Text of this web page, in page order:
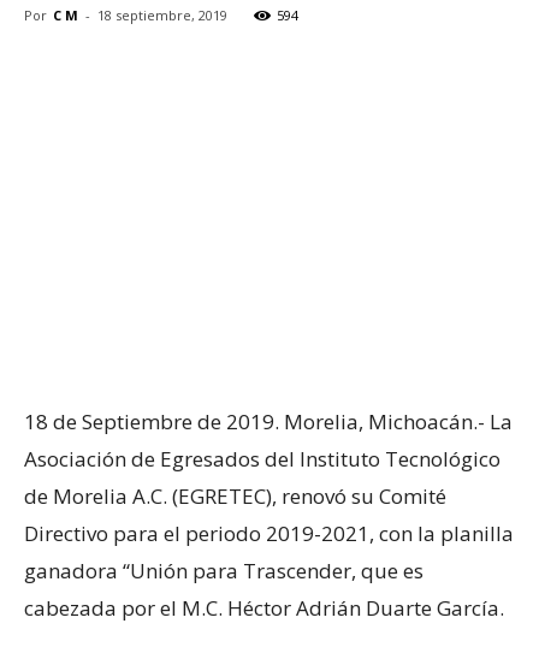
Por C M - 18 septiembre, 2019 594
18 de Septiembre de 2019. Morelia, Michoacán.- La
Asociación de Egresados del Instituto Tecnológico
de Morelia A.C. (EGRETEC), renovó su Comité
Directivo para el periodo 2019-2021, con la planilla
ganadora “Unión para Trascender, que es
cabezada por el M.C. Héctor Adrián Duarte García.